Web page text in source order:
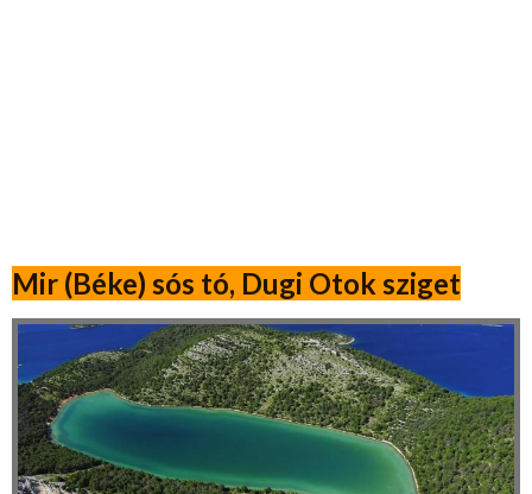
Mir (Béke) sós tó, Dugi Otok sziget